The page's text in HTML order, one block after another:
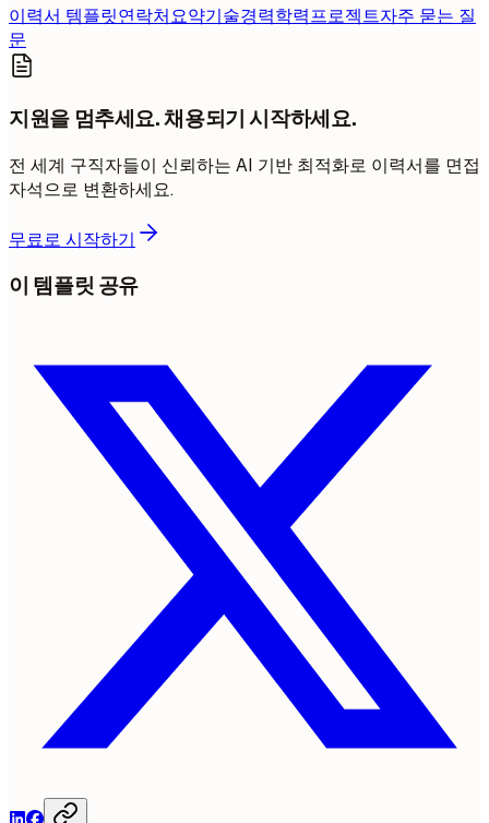
이력서 템플릿연락처요약기술경력학력프로젝트자주 묻는 질
문
지원을 멈추세요. 채용되기 시작하세요.
전 세계 구직자들이 신뢰하는 AI 기반 최적화로 이력서를 면접
자석으로 변환하세요.
무료로 시작하기
이 템플릿 공유